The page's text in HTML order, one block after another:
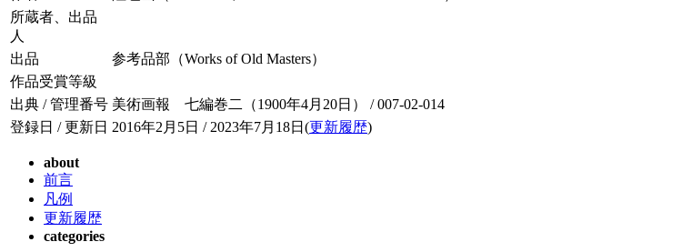
所蔵者、出品
人
出品
参考品部（Works of Old Masters）
作品受賞等級
出典 / 管理番号 美術画報 七編巻二（1900年4月20日） / 007-02-014
登録日 / 更新日 2016年2月5日 / 2023年7月18日(更新履歴)
about
前言
凡例
更新履歴
categories